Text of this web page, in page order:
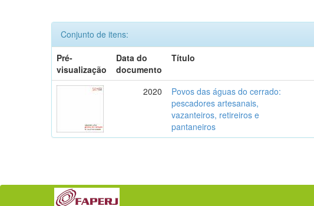
Conjunto de itens:
Pré-
visualização
Data do
documento
Título
2020
Povos das águas do cerrado:
pescadores artesanais,
vazanteiros, retireiros e
pantaneiros